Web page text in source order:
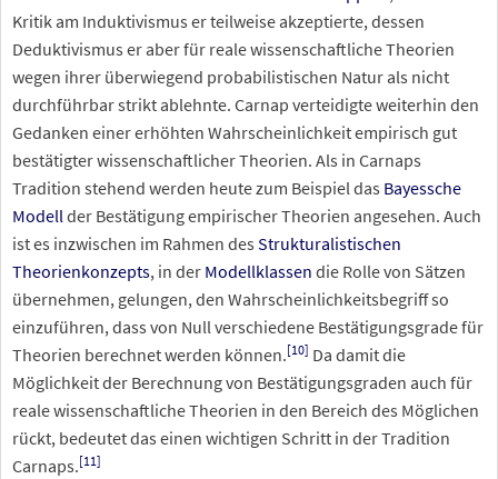
Kritik am Induktivismus er teilweise akzeptierte, dessen
Deduktivismus er aber für reale wissenschaftliche Theorien
wegen ihrer überwiegend probabilistischen Natur als nicht
durchführbar strikt ablehnte. Carnap verteidigte weiterhin den
Gedanken einer erhöhten Wahrscheinlichkeit empirisch gut
bestätigter wissenschaftlicher Theorien. Als in Carnaps
Tradition stehend werden heute zum Beispiel das Bayessche
Modellder Bestätigung empirischer Theorien angesehen. Auch
ist es inzwischen im Rahmen des Strukturalistischen
Theorienkonzepts, in der Modellklassen die Rolle von Sätzen
übernehmen, gelungen, den Wahrscheinlichkeitsbegriff so
einzuführen, dass von Null verschiedene Bestätigungsgrade für
Theorien berechnet werden können.[10] Da damit die
Möglichkeit der Berechnung von Bestätigungsgraden auch für
reale wissenschaftliche Theorien in den Bereich des Möglichen
rückt, bedeutet das einen wichtigen Schritt in der Tradition
Carnaps.[11]